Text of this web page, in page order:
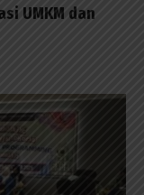
UMKM dan